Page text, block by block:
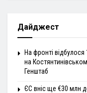
Дайджест
На фронті відбулося
на
Генштаб
ЄС вніс ще €30 млн